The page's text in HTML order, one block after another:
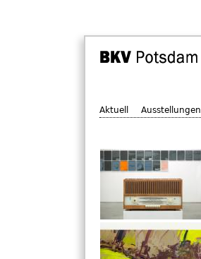
Aktuell Ausstellungen